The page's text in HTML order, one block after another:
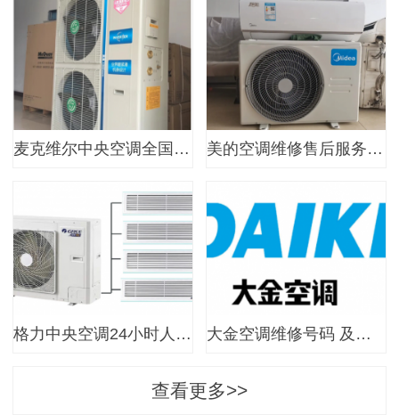
麦克维尔中央空调全国维修24… 美的空调维修售后服务号码 空…
格力中央空调24小时人工服务… 大金空调维修号码 及大金空调…
查看更多>>